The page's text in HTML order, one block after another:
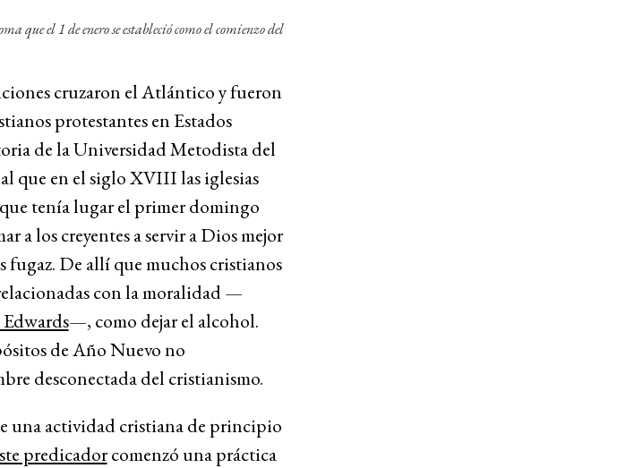
que el 1 de enero se estableció como el comienzo del
cruzaron el Atlántico y fueron
protestantes en Estados
de la Universidad Metodista del
que en el siglo XVIII las iglesias
tenía lugar el primer domingo
a los creyentes a servir a Dios mejor
fugaz. De allí que muchos cristianos
con la moralidad —
—, como dejar el alcohol.
de Año Nuevo no
desconectada del cristianismo.
una actividad cristiana de principio
predicadorcomenzó una práctica